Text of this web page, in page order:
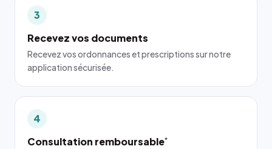
3
Recevez vos documents
Recevez vos ordonnances et prescriptions sur notre
application sécurisée.
4
Consultation remboursable*